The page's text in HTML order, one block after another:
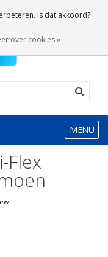
0 Artikelen
MENU
Flex
Is dat akkoord?
over cookies »